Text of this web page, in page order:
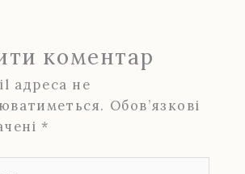
коментар
адреса не
Обов’язкові
*